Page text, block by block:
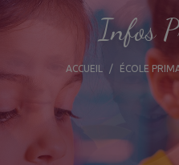
Infos
ACCUEIL ÉCOLE